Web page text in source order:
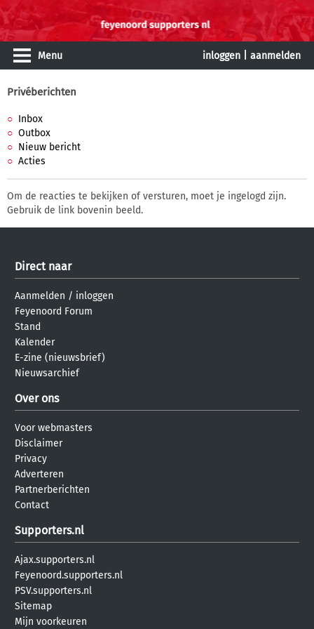
Menu inloggen aanmelden
Privéberichten
Inbox
Outbox
Nieuw bericht
Acties
Om de reacties te bekijken of versturen, moet je ingelogd zijn.
Gebruik de link bovenin beeld.
Direct naar
Aanmelden / inloggen
Feyenoord Forum
Stand
Kalender
E-zine (nieuwsbrief)
Nieuwsarchief
Over ons
Voor webmasters
Disclaimer
Privacy
Adverteren
Partnerberichten
Contact
Supporters.nl
Ajax.supporters.nl
Feyenoord.supporters.nl
PSV.supporters.nl
Sitemap
Mijn voorkeuren